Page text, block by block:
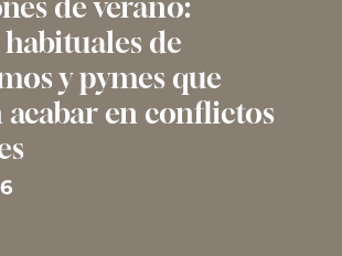
de verano:
de
y pymes que
acabar en conflictos